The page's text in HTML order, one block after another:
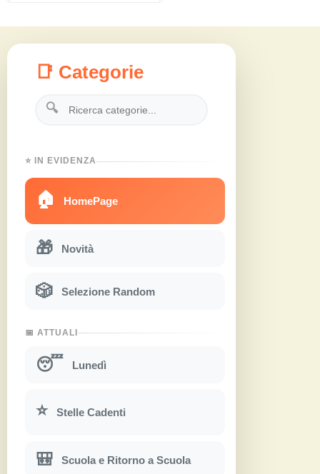
📑 Categorie
🔍
⭐ IN EVIDENZA
🏠 HomePage
🎁 Novità
🎲 Selezione Random
📅 ATTUALI
😴 Lunedì
⭐ Stelle Cadenti
🎒 Scuola e Ritorno a Scuola